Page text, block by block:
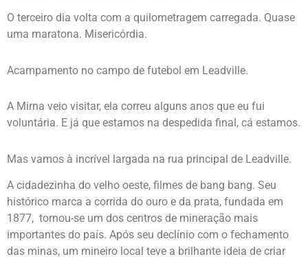
O terceiro dia volta com a quilometragem carregada. Quase
uma maratona. Misericórdia.
Acampamento no campo de futebol em Leadville.
A Mirna veio visitar, ela correu alguns anos que eu fui
voluntária. E já que estamos na despedida final, cá estamos.
Mas vamos à incrível largada na rua principal de Leadville.
A cidadezinha do velho oeste, filmes de bang bang. Seu
histórico marca a corrida do ouro e da prata, fundada em
1877, tornou-se um dos centros de mineração mais
importantes do país. Após seu declínio com o fechamento
das minas, um mineiro local teve a brilhante ideia de criar